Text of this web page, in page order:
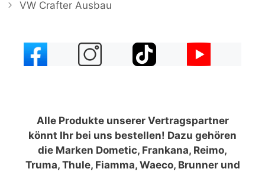
VW Crafter Ausbau
Alle Produkte unserer Vertragspartner
könnt Ihr bei uns bestellen! Dazu gehören
die Marken Dometic, Frankana, Reimo,
Truma, Thule, Fiamma, Waeco, Brunner und